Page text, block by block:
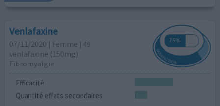
Venlafaxine
07/11/2020 | Femme | 49
venlafaxine (150mg)
Fibromyalgie
Efficacité
Quantité effets secondaires